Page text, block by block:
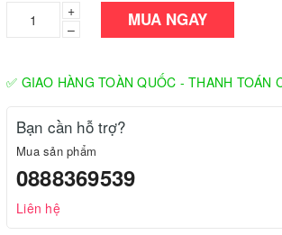
+
–
MUA NGAY
✅ GIAO HÀNG TOÀN QUỐC - THANH TOÁN
Bạn cần hỗ trợ?
Mua sản phẩm
0888369539
Liên hệ